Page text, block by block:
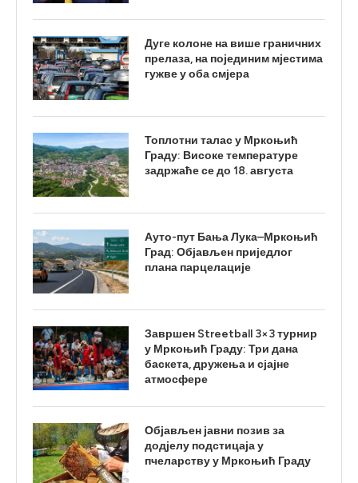
Дуге колоне на више граничних
прелаза, на појединим мјестима
гужве у оба смјера
Топлотни талас у Мркоњић
Граду: Високе температуре
задржаће се до 18. августа
Ауто-пут Бања Лука–Мркоњић
Град: Објављен приједлог
плана парцелације
Завршен Streetball 3×3 турнир
у Мркоњић Граду: Три дана
баскета, дружења и сјајне
атмосфере
Објављен јавни позив за
додјелу подстицаја у
пчеларству у Мркоњић Граду